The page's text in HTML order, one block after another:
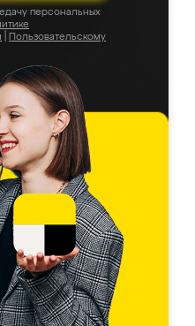
персональных
Пользовательскому